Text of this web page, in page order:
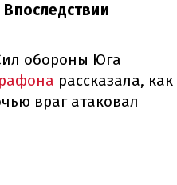
обороны Юга
рассказала, как
враг атаковал